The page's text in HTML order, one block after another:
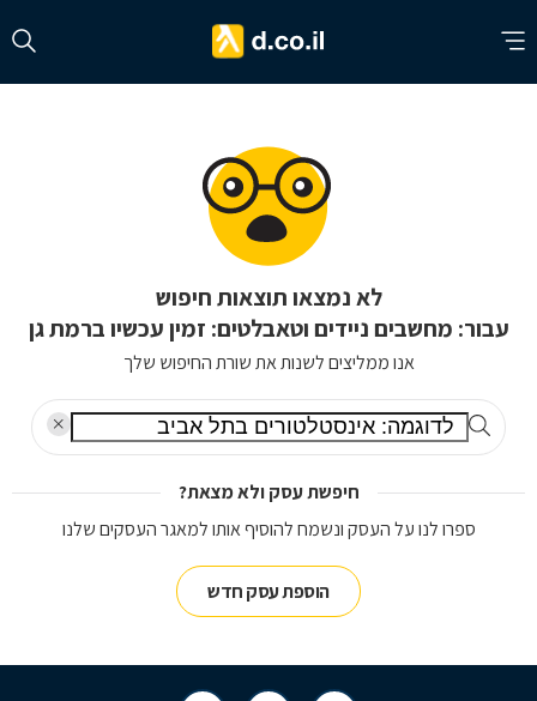
לא נמצאו תוצאות חיפוש
עבור: מחשבים ניידים וטאבלטים: זמין עכשיו ברמת גן
אנו ממליצים לשנות את שורת החיפוש שלך
חיפשת עסק ולא מצאת?
ספרו לנו על העסק ונשמח להוסיף אותו למאגר העסקים שלנו
הוספת עסק חדש